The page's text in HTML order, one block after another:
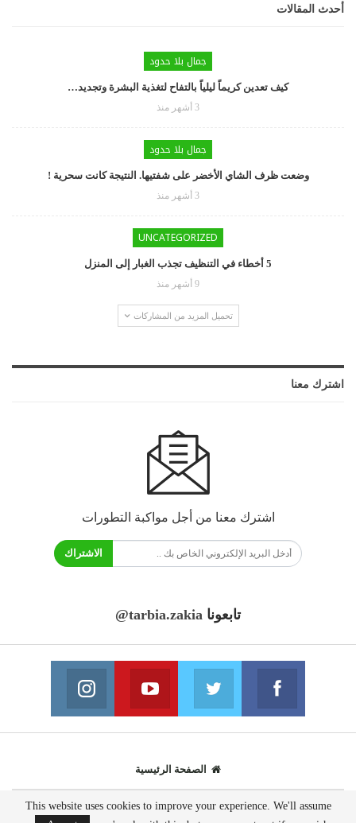
أحدث المقالات
جمال بلا حدود
كيف تعدين كريماً ليلياً بالتفاح لتغذية البشرة وتجديد…
3 أشهر منذ
جمال بلا حدود
وضعت ظرف الشاي الأخضر على شفتيها. النتيجة كانت سحرية !
3 أشهر منذ
UNCATEGORIZED
5 أخطاء في التنظيف تجذب الغبار إلى المنزل
9 أشهر منذ
تحميل المزيد من المشاركات
اشترك معنا
اشترك معنا من أجل مواكبة التطورات
الاشتراك
تابعونا @tarbia.zakia
فايسبوك
انضم الينا انضم الينا
يوتيوب
انضم الينا
الصفحة الرئيسية
© 2020 - جميع الحقوق محفوظة.
This website uses cookies to improve your experience. We'll assume